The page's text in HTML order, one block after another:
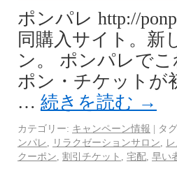
ポンパレ http://
同購入サイト。新
ン。 ポンパレで
ポン・チケットが
… 続きを読む →
カテゴリー: キャンペーン情報 | タ
ンパレ
リラクゼーションサロン
クーポン 割引チケット 宅配 早い